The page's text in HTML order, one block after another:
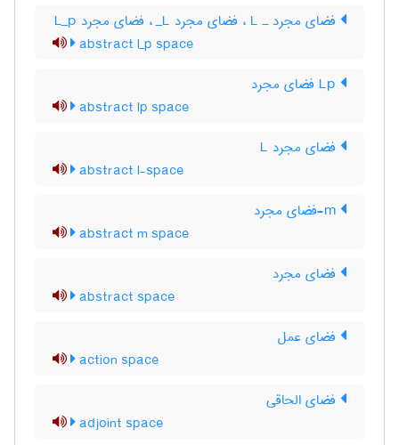
فضای مجرد ـ L‌ ، فضای مجرد L‌_ ، فضای مجرد L‌_‌p
abstract l_p space
abstract lp space
فضای مجرد L
abstract l-space
abstract m space
فضای مجرد
abstract space
فضای عمل
action space
فضای الحاقی
adjoint space